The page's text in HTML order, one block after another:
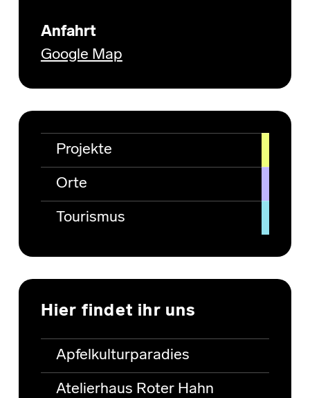
Anfahrt
Google Map
Projekte
Orte
Tourismus
Hier findet ihr uns
Apfelkulturparadies
Atelierhaus Roter Hahn